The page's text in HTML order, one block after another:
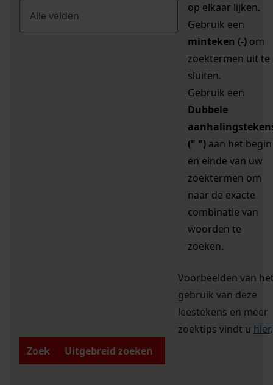
op elkaar lijken.
Gebruik een
minteken (-) om
zoektermen uit te
sluiten.
Gebruik een
Dubbele
(" ") aan het begin
en einde van uw
zoektermen om
naar de exacte
combinatie van
woorden te
zoeken.
Voorbeelden van
gebruik van deze
leestekens en meer
zoektips vindt u hier.
Zoek
Uitgebreid zoeken